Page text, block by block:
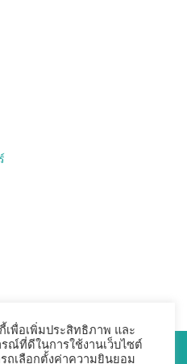
Co.,ltd. All Rights Reserved.
เพื่อเพิ่มประสิทธิภาพ และ
ณ์ที่ดีในการใช้งานเว็บไซต์
ถเลือกตั้งค่าความยินยอม